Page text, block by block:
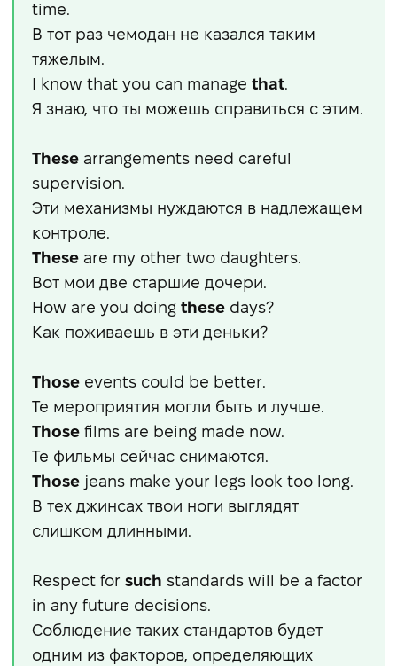
time.
В тот раз чемодан не казался таким
тяжелым.
I know that you can manage that.
Я знаю, что ты можешь справиться с этим.
These arrangements need careful
supervision.
Эти механизмы нуждаются в надлежащем
контроле.
These are my other two daughters.
Вот мои две старшие дочери.
How are you doing these days?
Как поживаешь в эти деньки?
Those events could be better.
Те мероприятия могли быть и лучше.
Those films are being made now.
Те фильмы сейчас снимаются.
Those jeans make your legs look too long.
В тех джинсах твои ноги выглядят
слишком длинными.
Respect for such standards will be a factor
in any future decisions.
Соблюдение таких стандартов будет
одним из факторов, определяющих